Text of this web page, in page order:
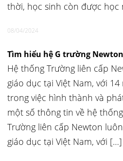
thời, học sinh còn được học
08/04/2024
Tìm hiểu hệ G trường Newton
Hệ thống Trường liên cấp
giáo dục tại Việt Nam, với
trong việc hình thành và
một số thông tin về hệ
Trường liên cấp Newton
giáo dục tại Việt Nam, với […]